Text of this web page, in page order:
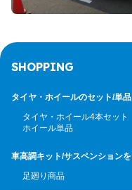
SHOPPING
タイヤ・ホイールのセット/単
タイヤ・ホイール4本セット
ホイール単品
車高調キット/サスペンション
足廻り商品